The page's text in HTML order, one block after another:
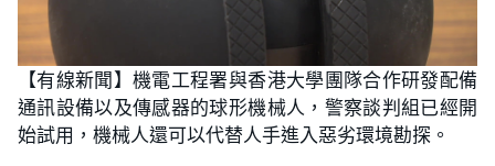
【有線新聞】機電工程署與香港大學團隊合作研發配備
通訊設備以及傳感器的球形機械人，警察談判組已經開
始試用，機械人還可以代替人手進入惡劣環境勘探。